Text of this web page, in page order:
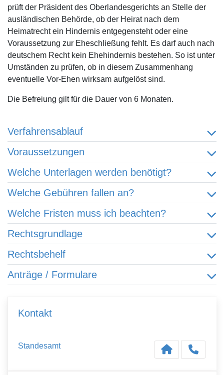
prüft der Präsident des Oberlandesgerichts an Stelle der
ausländischen Behörde, ob der Heirat nach dem
Heimatrecht ein Hindernis entgegensteht oder eine
Voraussetzung zur Eheschließung fehlt. Es darf auch nach
deutschem Recht kein Ehehindernis bestehen. So ist unter
Umständen zu prüfen, ob in diesem Zusammenhang
eventuelle Vor-Ehen wirksam aufgelöst sind.
Die Befreiung gilt für die Dauer von 6 Monaten.
Verfahrensablauf
Voraussetzungen
Welche Unterlagen werden benötigt?
Welche Gebühren fallen an?
Welche Fristen muss ich beachten?
Rechtsgrundlage
Rechtsbehelf
Anträge / Formulare
Kontakt
Standesamt